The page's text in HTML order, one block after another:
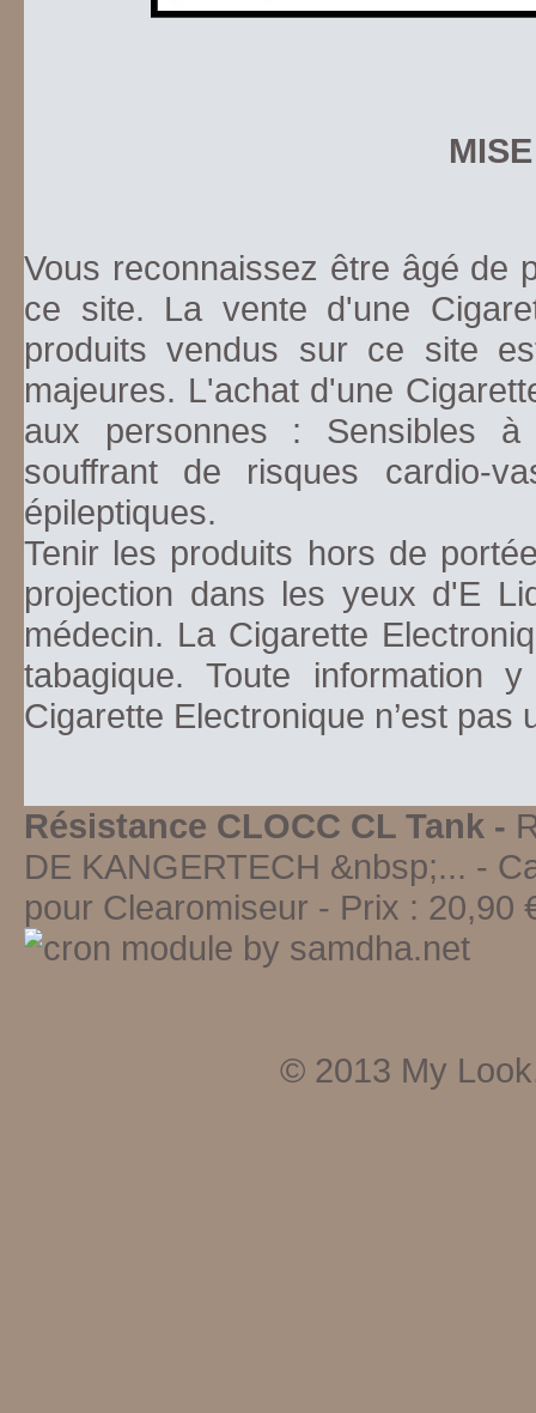
Vous reconnaissez être âgé de
ce site. La vente d'une
produits vendus sur ce site
majeures. L'achat d'une
aux personnes : Sensibles
souffrant de risques cardio-
épileptiques.
Tenir les produits hors de
projection dans les yeux d'E
médecin. La Cigarette
tabagique. Toute information
Cigarette Electronique n’est pas
Résistance CLOCC CL Tank -
DE KANGERTECH &nbsp;... -
pour Clearomiseur - Prix : 20,90
© 2013 My Look